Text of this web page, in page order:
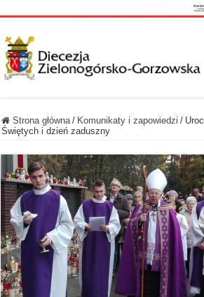
Strona główna / Komunikaty i zapowiedzi /
Świętych i dzień zaduszny